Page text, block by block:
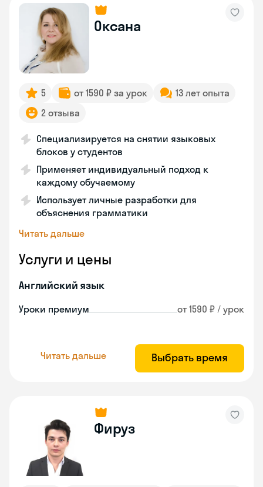
Оксана
5 от 1590 ₽ за урок
13 лет опыта
2 отзыва
Специализируется на снятии языковых
блоков у студентов
Применяет индивидуальный подход к
каждому обучаемому
Использует личные разработки для
объяснения грамматики
Читать дальше
Услуги и цены
Английский язык
Уроки премиум от 1590 ₽ / урок
Читать дальше Выбрать время
Фируз